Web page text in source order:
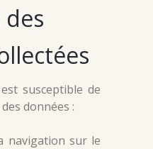
des
est susceptible de
données :
navigation sur le